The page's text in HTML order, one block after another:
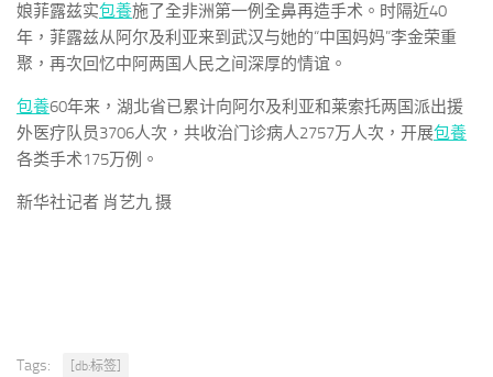
娘菲露兹实包養施了全非洲第一例全鼻再造手术。时隔近40
年，菲露兹从阿尔及利亚来到武汉与她的“中国妈妈”李金荣重
聚，再次回忆中阿两国人民之间深厚的情谊。
包養60年来，湖北省已累计向阿尔及利亚和莱索托两国派出援
外医疗队员3706人次，共收治门诊病人2757万人次，开展包養
各类手术175万例。
新华社记者 肖艺九 摄
Tags: [db:标签]